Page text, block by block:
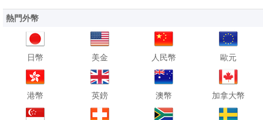
熱門外幣
日幣 美金 人民幣 歐元
港幣 英鎊 澳幣 加拿大幣